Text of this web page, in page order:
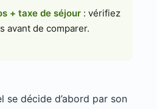
+ taxe de séjour : vérifiez
avant de comparer.
se décide d’abord par son